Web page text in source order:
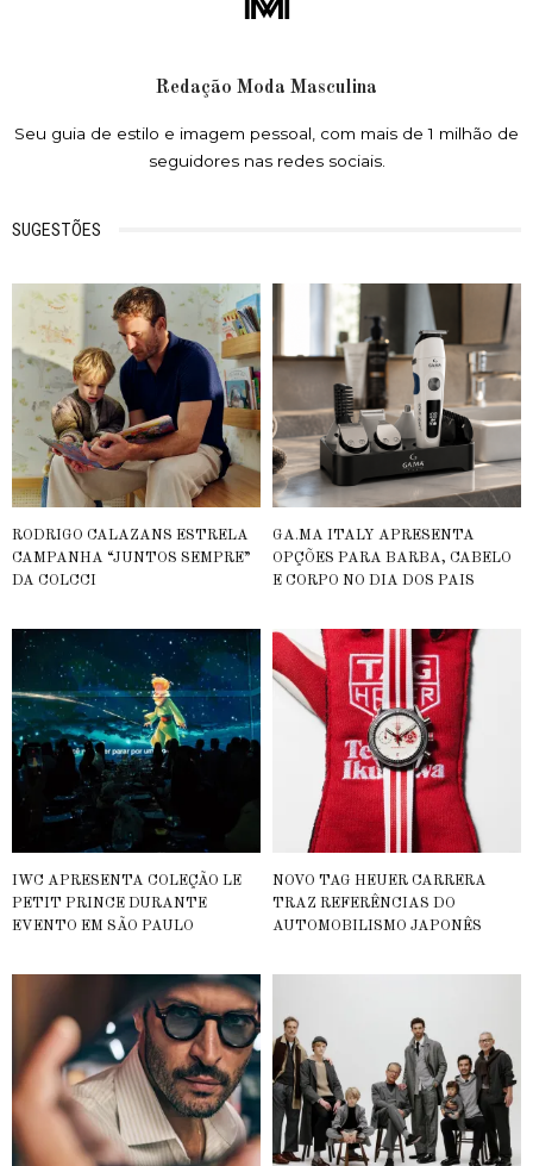
Redação Moda Masculina
Seu guia de estilo e imagem pessoal, com mais de 1 milhão de
seguidores nas redes sociais.
SUGESTÕES
RODRIGO CALAZANS ESTRELA
CAMPANHA “JUNTOS SEMPRE”
DA COLCCI
GA.MA ITALY APRESENTA
OPÇÕES PARA BARBA, CABELO
E CORPO NO DIA DOS PAIS
IWC APRESENTA COLEÇÃO LE
PETIT PRINCE DURANTE
EVENTO EM SÃO PAULO
NOVO TAG HEUER CARRERA
TRAZ REFERÊNCIAS DO
AUTOMOBILISMO JAPONÊS